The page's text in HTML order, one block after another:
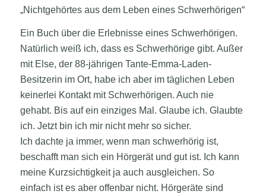
„Nichtgehörtes aus dem Leben eines Schwerhörigen“
Ein Buch über die Erlebnisse eines Schwerhörigen.
Natürlich weiß ich, dass es Schwerhörige gibt. Außer
mit Else, der 88-jährigen Tante-Emma-Laden-
Besitzerin im Ort, habe ich aber im täglichen Leben
keinerlei Kontakt mit Schwerhörigen. Auch nie
gehabt. Bis auf ein einziges Mal. Glaube ich. Glaubte
ich. Jetzt bin ich mir nicht mehr so sicher.
Ich dachte ja immer, wenn man schwerhörig ist,
beschafft man sich ein Hörgerät und gut ist. Ich kann
meine Kurzsichtigkeit ja auch ausgleichen. So
einfach ist es aber offenbar nicht. Hörgeräte sind